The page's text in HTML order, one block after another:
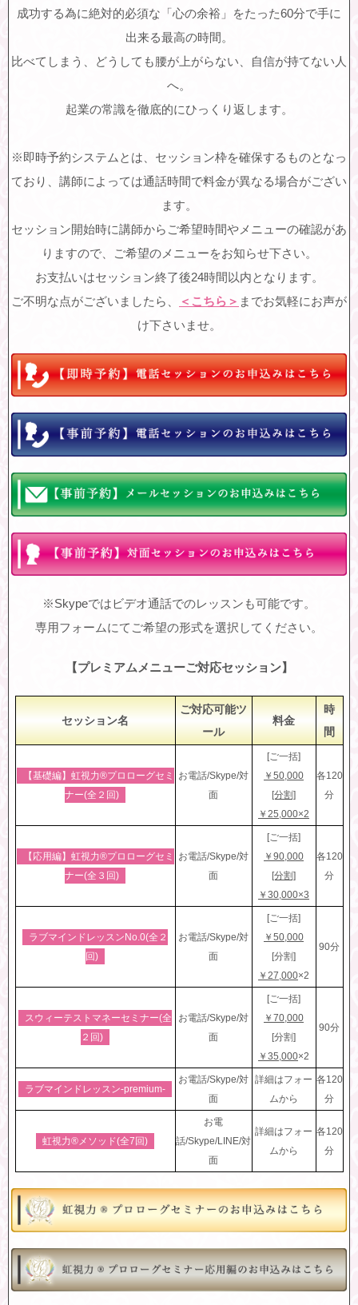
成功する為に絶対的必須な「心の余裕」をたった60分で手に
出来る最高の時間。
比べてしまう、どうしても腰が上がらない、自信が持てない人
へ。
起業の常識を徹底的にひっくり返します。
※即時予約システムとは、セッション枠を確保するものとなっ
ており、講師によっては通話時間で料金が異なる場合がござい
ます。
セッション開始時に講師からご希望時間やメニューの確認があ
りますので、ご希望のメニューをお知らせ下さい。
お支払いはセッション終了後24時間以内となります。
ご不明な点がございましたら、
＜こちら＞ までお気軽にお声が
け下さいませ。
※Skypeではビデオ通話でのレッスンも可能です。
専用フォームにてご希望の形式を選択してください。
【プレミアムメニューご対応セッション】
セッション名
ご対応可能ツ
ール
料金
時
間
【基礎編】虹視力®︎プロローグセミ
ナー(全２回)
お電話/Skype/対
面
[ご一括]
￥50,000
[分割]
￥25,000×2
各120
分
【応用編】虹視力®︎プロローグセミ
ナー(全３回)
お電話/Skype/対
面
[ご一括]
￥90,000
[分割]
￥30,000×3
各120
分
ラブマインドレッスンNo.0(全２
回)
お電話/Skype/対
面
[ご一括]
￥50,000
[分割]
￥27,000×2
90分
スウィーテストマネーセミナー(全
２回)
お電話/Skype/対
面
[ご一括]
￥70,000
[分割]
￥35,000×2
90分
ラブマインドレッスン-premium-
お電話/Skype/対
面
詳細はフォー
ムから
各120
分
虹視力®︎メソッド(全7回)
お電
話/Skype/LINE/対
面
詳細はフォー
ムから
各120
分